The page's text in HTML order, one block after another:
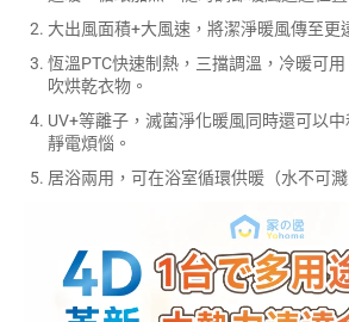
大出風面積+大風速，將潔淨暖風傳至更
恆溫PTC快速制熱，三擋調溫，冷暖可
吹烘乾衣物。
UV+等離子，滅菌淨化暖風同時還可以
靜電煩惱。
居浴兩用，可在浴室循環供暖（水不可濺